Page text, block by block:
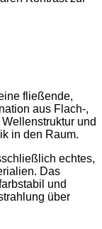
fließende,
aus Flach-,
und
in den Raum.
echtes,
Das
und
über